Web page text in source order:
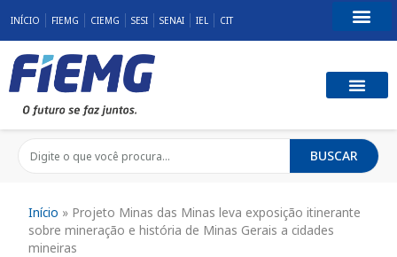
INÍCIO FIEMG CIEMG SESI SENAI IEL CIT
BUSCAR
Início » Projeto Minas das Minas leva exposição itinerante
sobre mineração e história de Minas Gerais a cidades
mineiras